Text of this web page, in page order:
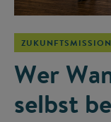
Wer
selbst